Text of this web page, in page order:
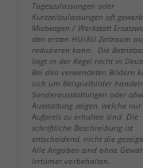
Tageszulassungen oder
Kurzzeitzulassungen oft
Mietwagen / Werkstatt
den ersten HU/AU Zeitraum
reduzieren kann. Die
liegt in der Regel nicht in
Bei den verwendeten Bildern
sich um Beispielbilder
Sonderausstattungen oder
Ausstattung zeigen, welche nur
Aufpreis zu erhalten sind. Die
schriftliche Beschreibung ist
entscheidend, nicht die
Alle Angaben sind ohne
Irrtümer vorbehalten.